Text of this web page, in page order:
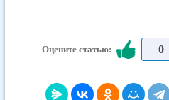
Оцените статью: 0